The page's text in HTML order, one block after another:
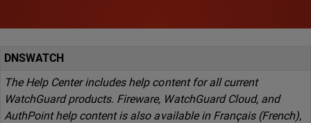
DNSWATCH
The Help Center includes help content for all current
WatchGuard products. Fireware, WatchGuard Cloud, and
AuthPoint help content is also available in Français (French),